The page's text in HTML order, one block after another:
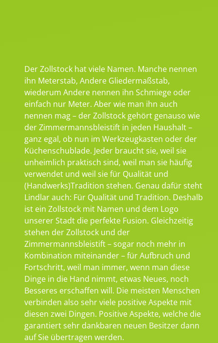
Der Zollstock hat viele Namen. Manche nennen
ihn Meterstab, Andere Gliedermaßstab,
wiederum Andere nennen ihn Schmiege oder
einfach nur Meter. Aber wie man ihn auch
nennen mag – der Zollstock gehört genauso wie
der Zimmermannsbleistift in jeden Haushalt –
ganz egal, ob nun im Werkzeugkasten oder der
Küchenschublade. Jeder braucht sie, weil sie
unheimlich praktisch sind, weil man sie häufig
verwendet und weil sie für Qualität und
(Handwerks)Tradition stehen. Genau dafür steht
Lindlar auch: Für Qualität und Tradition. Deshalb
ist ein Zollstock mit Namen und dem Logo
unserer Stadt die perfekte Fusion. Gleichzeitig
stehen der Zollstock und der
Zimmermannsbleistift – sogar noch mehr in
Kombination miteinander – für Aufbruch und
Fortschritt, weil man immer, wenn man diese
Dinge in die Hand nimmt, etwas Neues, noch
Besseres erschaffen will. Die meisten Menschen
verbinden also sehr viele positive Aspekte mit
diesen zwei Dingen. Positive Aspekte, welche die
garantiert sehr dankbaren neuen Besitzer dann
auf Sie übertragen werden.